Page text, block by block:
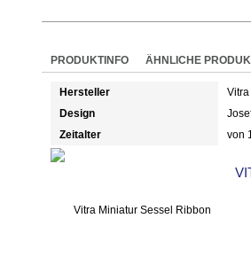
PRODUKTINFO ÄHNLICHE
Hersteller
Vitra
Design
Zeitalter
von